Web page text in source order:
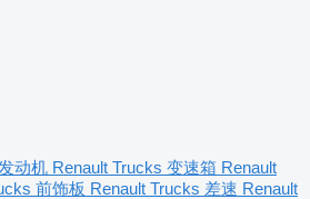
发动机 Renault Trucks 变速箱 Renault
前饰板 Renault Trucks 差速 Renault